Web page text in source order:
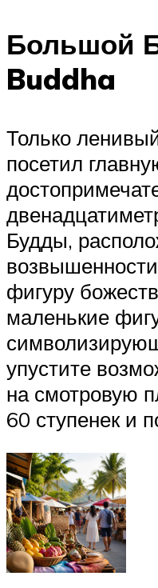
Большой
Buddha
Только
посетил
Будды,
фигуру
маленькие
упустите
на смотровую
60 ступенек и